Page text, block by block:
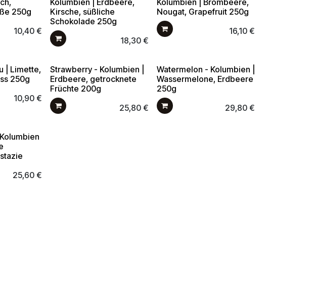
250g
10,40 €
Kolumbien | Erdbeere,
Kirsche, süßliche
Schokolade 250g
18,30€
Kolumbien | Brombeere,
Nougat, Grapefruit 250g
16,10€
| Limette,
250g
10,90 €
Strawberry - Kolumbien |
Erdbeere, getrocknete
Früchte 200g
25,80€
Watermelon - Kolumbien |
Wassermelone, Erdbeere
250g
29,80€
25,60 €